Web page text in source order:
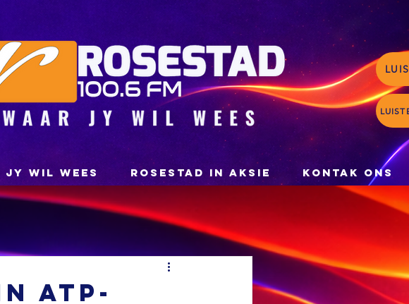
JY WIL WEES ROSESTAD IN AKSIE KONTAK ONS
ATP-